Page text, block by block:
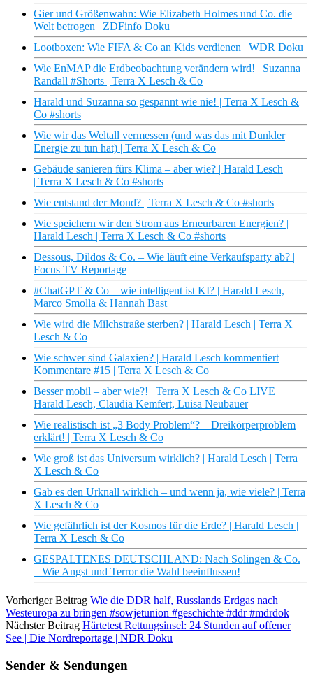
Gier und Größenwahn: Wie Elizabeth Holmes und Co. die
Welt betrogen | ZDFinfo Doku
Lootboxen: Wie FIFA & Co an Kids verdienen | WDR Doku
Wie EnMAP die Erdbeobachtung verändern wird! | Suzanna
Randall #Shorts | Terra X Lesch & Co
Harald und Suzanna so gespannt wie nie! | Terra X Lesch &
Co #shorts
Wie wir das Weltall vermessen (und was das mit Dunkler
Energie zu tun hat) | Terra X Lesch & Co
Gebäude sanieren fürs Klima – aber wie? | Harald Lesch
| Terra X Lesch & Co #shorts
Wie entstand der Mond? | Terra X Lesch & Co #shorts
Wie speichern wir den Strom aus Erneurbaren Energien? |
Harald Lesch | Terra X Lesch & Co #shorts
Dessous, Dildos & Co. – Wie läuft eine Verkaufsparty ab? |
Focus TV Reportage
#ChatGPT & Co – wie intelligent ist KI? | Harald Lesch,
Marco Smolla & Hannah Bast
Wie wird die Milchstraße sterben? | Harald Lesch | Terra X
Lesch & Co
Wie schwer sind Galaxien? | Harald Lesch kommentiert
Kommentare #15 | Terra X Lesch & Co
Besser mobil – aber wie?! | Terra X Lesch & Co LIVE |
Harald Lesch, Claudia Kemfert, Luisa Neubauer
Wie realistisch ist „3 Body Problem“? – Dreikörperproblem
erklärt! | Terra X Lesch & Co
Wie groß ist das Universum wirklich? | Harald Lesch | Terra
X Lesch & Co
Gab es den Urknall wirklich – und wenn ja, wie viele? | Terra
X Lesch & Co
Wie gefährlich ist der Kosmos für die Erde? | Harald Lesch |
Terra X Lesch & Co
GESPALTENES DEUTSCHLAND: Nach Solingen & Co.
– Wie Angst und Terror die Wahl beeinflussen!
Vorheriger Beitrag Wie die DDR half, Russlands Erdgas nach
Westeuropa zu bringen #sowjetunion #geschichte #ddr #mdrdok
Nächster Beitrag Härtetest Rettungsinsel: 24 Stunden auf offener
See | Die Nordreportage | NDR Doku
Sender & Sendungen